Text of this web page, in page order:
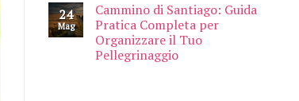
24
Mag
Cammino di Santiago: Guida
Pratica Completa per
Organizzare il Tuo
Pellegrinaggio